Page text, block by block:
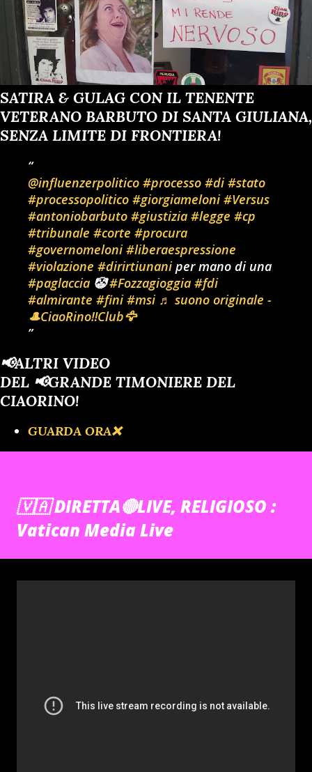
SATIRA & GULAG CON IL TENENTE
VETERANO BARBUTO DI SANTA GIULIANA,
SENZA LIMITE DI FRONTIERA!
@influenzerpolitico #processo #di #stato
#processopolitico #giorgiameloni #Versus
#antoniobarbuto #giustizia #legge #cp
#tribunale #corte #procura
#governomeloni #liberaespressione
#violazione #dirirtiunaniper mano di una
#paglaccia 🤡#Fozzagioggia #fdi
#almirante #fini #msi ♬ suono originale -
🎩CiaoRino‼️Club🦅
📢ALTRI VIDEO
DEL 📢GRANDE TIMONIERE DEL
CIAORINO!
GUARDA ORA❌️
🇻🇦 DIRETTA🔴LIVE, RELIGIOSO :
Vatican Media Live